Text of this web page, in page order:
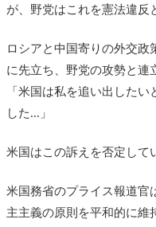
が、野党はこれを憲法違反
ロシアと中国寄りの外交政
に先立ち、野党の攻勢と連
「米国は私を追い出した
した...」
米国はこの訴えを否定して
米国務省のプライス報道官
主主義の原則を平和的に維